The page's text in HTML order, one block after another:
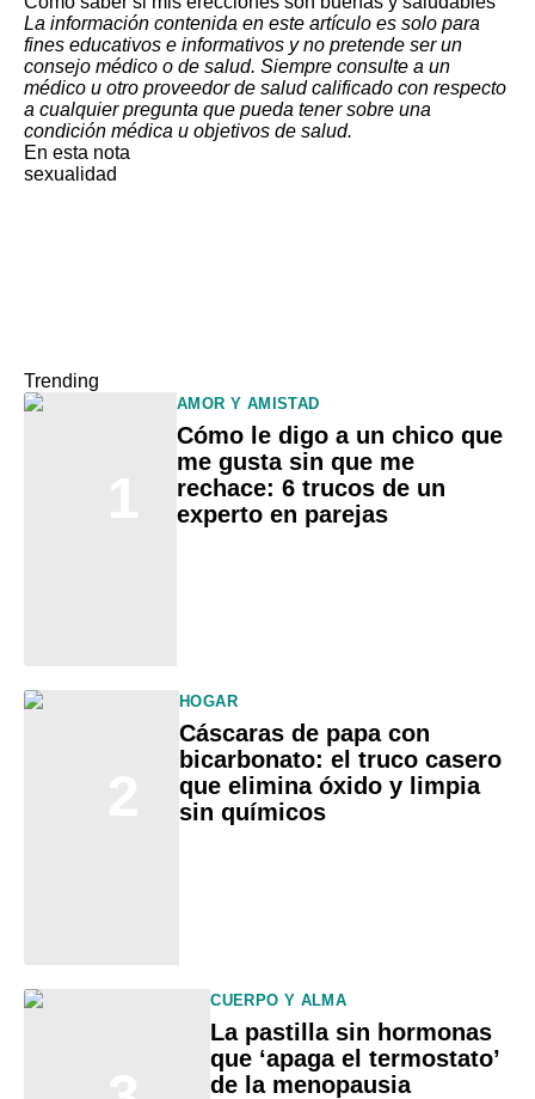
La información contenida en este artículo es solo para
fines educativos e informativos y no pretende ser un
consejo médico o de salud. Siempre consulte a un
médico u otro proveedor de salud calificado con respecto
a cualquier pregunta que pueda tener sobre una
condición médica u objetivos de salud.
En esta nota
sexualidad
Trending
AMOR Y AMISTAD
Cómo le digo a un chico que
me gusta sin que me
rechace: 6 trucos de un
experto en parejas
HOGAR
Cáscaras de papa con
bicarbonato: el truco casero
que elimina óxido y limpia
sin químicos
CUERPO Y ALMA
La pastilla sin hormonas
que ‘apaga el termostato’
de la menopausia